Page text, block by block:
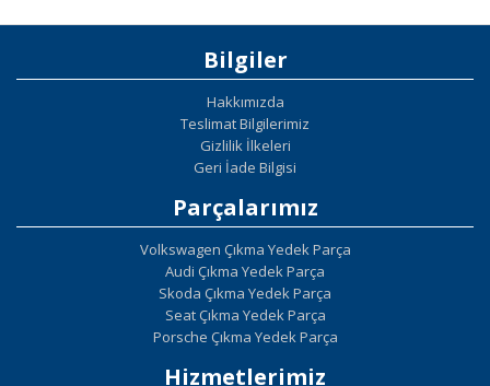
Bilgiler
Hakkımızda
Teslimat Bilgilerimiz
Gizlilik İlkeleri
Geri İade Bilgisi
Parçalarımız
Volkswagen Çıkma Yedek Parça
Audi Çıkma Yedek Parça
Skoda Çıkma Yedek Parça
Seat Çıkma Yedek Parça
Porsche Çıkma Yedek Parça
Hizmetlerimiz